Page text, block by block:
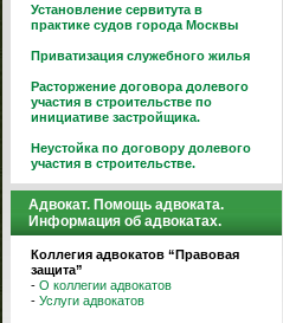
Установление сервитута в
практике судов города Москвы
Приватизация служебного жилья
Расторжение договора долевого
участия в строительстве по
инициативе застройщика.
Неустойка по договору долевого
участия в строительстве.
Адвокат. Помощь адвоката.
Информация об адвокатах.
Коллегия адвокатов “Правовая
защита”
- О коллегии адвокатов
- Услуги адвокатов